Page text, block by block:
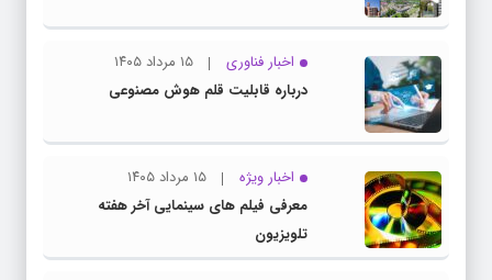
اخبار فناوری
۱۵ مرداد ۱۴۰۵
درباره قابلیت قلم هوش مصنوعی
اخبار ویژه
۱۵ مرداد ۱۴۰۵
معرفی فیلم های سینمایی آخر هفته
تلویزیون